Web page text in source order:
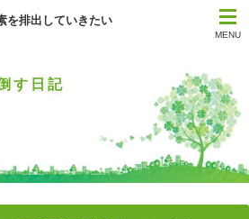
を排出していきたい
MENU
す日記